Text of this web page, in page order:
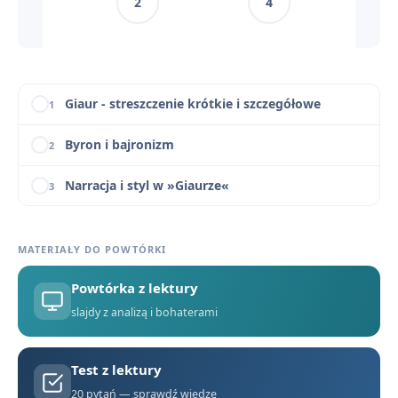
1 Giaur - streszczenie krótkie i szczegółowe
2 Byron i bajronizm
3 Narracja i styl w »Giaurze«
5 Giaur - bohaterowie
6 Orientalizm w »Giaurze«
7 Czy wielka namiętność i miłość mogą usprawiedliwić zbrodnię? Rozważ na podstawie »Giaura«
8 Giaur - pytania jawne i zagadnienia maturalne
MATERIAŁY DO POWTÓRKI
Powtórka z lektury
slajdy z analizą i bohaterami
Test z lektury
20 pytań — sprawdź wiedzę